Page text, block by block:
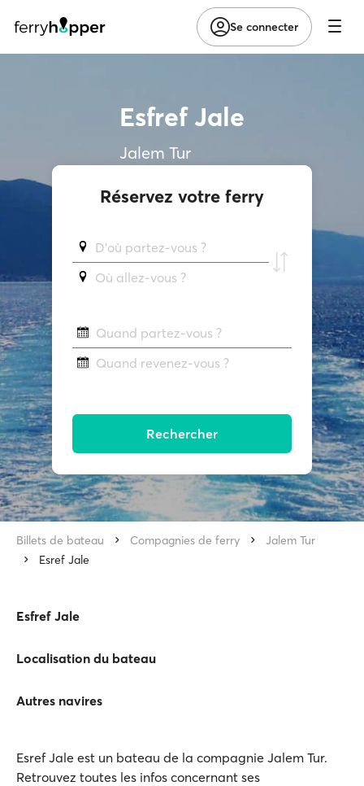
Se connecter
Esfref Jale
Jalem Tur
Réservez votre ferry
D'où partez-vous ?
Où allez-vous ?
Quand partez-vous ?
Quand revenez-vous ?
Rechercher
Billets de bateau Compagnies de ferry
Jalem Tur
Esref Jale
Esfref Jale
Localisation du bateau
Autres navires
Esref Jale est un bateau de la compagnie Jalem Tur.
Retrouvez toutes les infos concernant ses